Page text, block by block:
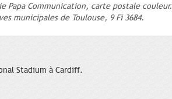
Papa Communication, carte postale couleur.
municipales de Toulouse, 9 Fi 3684.
Stadium à Cardiff.